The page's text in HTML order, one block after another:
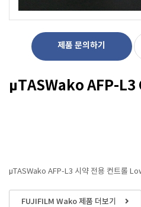
제품 문의하기
μTASWako AFP-
μTASWako AFP-L3 시약 전용 컨트롤
FUJIFILM Wako 제품 더보기